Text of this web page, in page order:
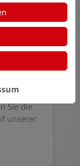
Sie die
unserer